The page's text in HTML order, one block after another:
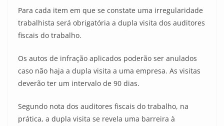
Para cada item em que se constate uma irregularidade
trabalhista será obrigatória a dupla visita dos auditores
fiscais do trabalho.
Os autos de infração aplicados poderão ser anulados
caso não haja a dupla visita a uma empresa. As visitas
deverão ter um intervalo de 90 dias.
Segundo nota dos auditores fiscais do trabalho, na
prática, a dupla visita se revela uma barreira à